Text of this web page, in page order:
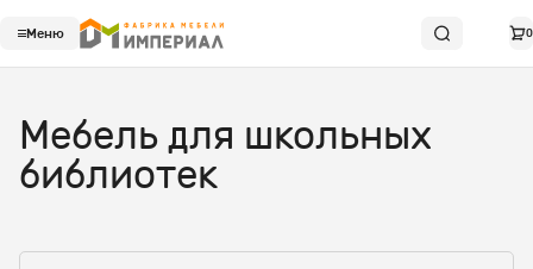
Меню 0
Мебель для школьных
библиотек